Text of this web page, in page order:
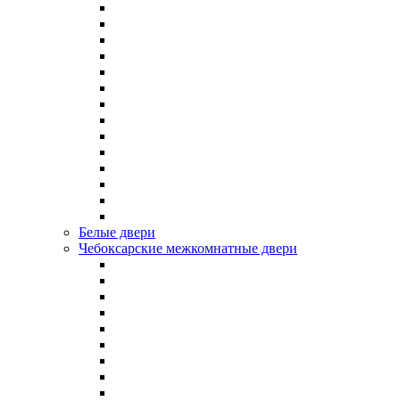
Белые двери
Чебоксарские межкомнатные двери